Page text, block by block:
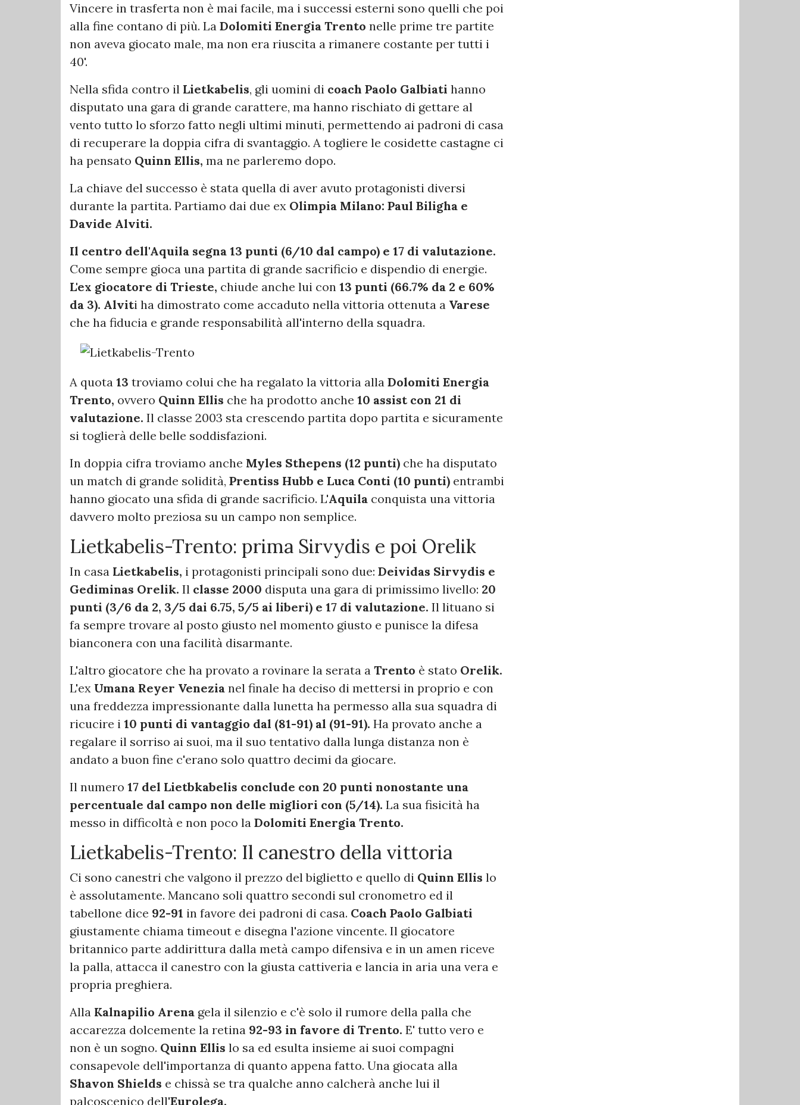
Vincere in trasferta non è mai facile, ma i successi esterni sono quelli che poi
alla fine contano di più. La Dolomiti Energia Trento nelle prime tre partite
non aveva giocato male, ma non era riuscita a rimanere costante per tutti i
40'.
Nella sfida contro il Lietkabelis, gli uomini di coach Paolo Galbiati hanno
disputato una gara di grande carattere, ma hanno rischiato di gettare al
vento tutto lo sforzo fatto negli ultimi minuti, permettendo ai padroni di casa
di recuperare la doppia cifra di svantaggio. A togliere le cosidette castagne ci
ha pensato Quinn Ellis, ma ne parleremo dopo.
La chiave del successo è stata quella di aver avuto protagonisti diversi
durante la partita. Partiamo dai due ex Olimpia Milano: Paul Biligha e
Davide Alviti.
Il centro dell'Aquila segna 13 punti (6/10 dal campo) e 17 di valutazione.
Come sempre gioca una partita di grande sacrificio e dispendio di energie.
L'ex giocatore di Trieste, chiude anche lui con 13 punti (66.7% da 2 e 60%
da 3). Alviti ha dimostrato come accaduto nella vittoria ottenuta a Varese
che ha fiducia e grande responsabilità all'interno della squadra.
A quota 13 troviamo colui che ha regalato la vittoria alla Dolomiti Energia
Trento, ovvero Quinn Ellis che ha prodotto anche 10 assist con 21 di
valutazione. Il classe 2003 sta crescendo partita dopo partita e sicuramente
si toglierà delle belle soddisfazioni.
In doppia cifra troviamo anche Myles Sthepens (12 punti) che ha disputato
un match di grande solidità, Prentiss Hubb e Luca Conti (10 punti) entrambi
hanno giocato una sfida di grande sacrificio. L'Aquila conquista una vittoria
davvero molto preziosa su un campo non semplice.
Lietkabelis-Trento: prima Sirvydis e poi Orelik
In casa Lietkabelis, i protagonisti principali sono due: Deividas Sirvydis e
Gediminas Orelik. Il classe 2000 disputa una gara di primissimo livello: 20
punti (3/6 da 2, 3/5 dai 6.75, 5/5 ai liberi) e 17 di valutazione. Il lituano si
fa sempre trovare al posto giusto nel momento giusto e punisce la difesa
bianconera con una facilità disarmante.
L'altro giocatore che ha provato a rovinare la serata a Trento è stato Orelik.
L'ex Umana Reyer Venezia nel finale ha deciso di mettersi in proprio e con
una freddezza impressionante dalla lunetta ha permesso alla sua squadra di
ricucire i 10 punti di vantaggio dal (81-91) al (91-91). Ha provato anche a
regalare il sorriso ai suoi, ma il suo tentativo dalla lunga distanza non è
andato a buon fine c'erano solo quattro decimi da giocare.
Il numero 17 del Lietbkabelis conclude con 20 punti nonostante una
percentuale dal campo non delle migliori con (5/14). La sua fisicità ha
messo in difficoltà e non poco la Dolomiti Energia Trento.
Lietkabelis-Trento: Il canestro della vittoria
Ci sono canestri che valgono il prezzo del biglietto e quello di Quinn Ellis lo
è assolutamente. Mancano soli quattro secondi sul cronometro ed il
tabellone dice 92-91 in favore dei padroni di casa. Coach Paolo Galbiati
giustamente chiama timeout e disegna l'azione vincente. Il giocatore
britannico parte addirittura dalla metà campo difensiva e in un amen riceve
la palla, attacca il canestro con la giusta cattiveria e lancia in aria una vera e
propria preghiera.
Alla Kalnapilio Arena gela il silenzio e c'è solo il rumore della palla che
accarezza dolcemente la retina 92-93 in favore di Trento. E' tutto vero e
non è un sogno. Quinn Ellis lo sa ed esulta insieme ai suoi compagni
consapevole dell'importanza di quanto appena fatto. Una giocata alla
Shavon Shields e chissà se tra qualche anno calcherà anche lui il
palcoscenico dell'Eurolega.